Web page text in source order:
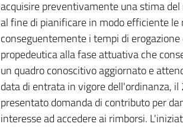
acquisire preventivamente una stima
al fine di pianificare in modo efficiente le
conseguentemente i tempi di
propedeutica alla fase attuativa che
un quadro conoscitivo aggiornato e
data di entrata in vigore dell'ordinanza,
presentato domanda di contributo per
interesse ad accedere ai rimborsi.